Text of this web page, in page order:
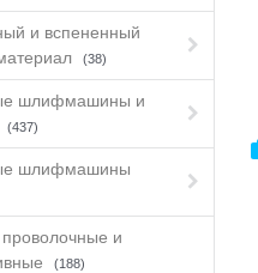
и вспененный
(38)
шлифмашины и
(437)
шлифмашины
и
(188)